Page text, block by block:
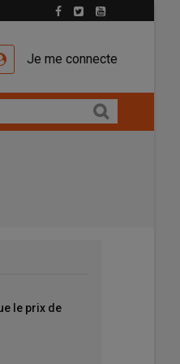
Je me connecte
le prix de